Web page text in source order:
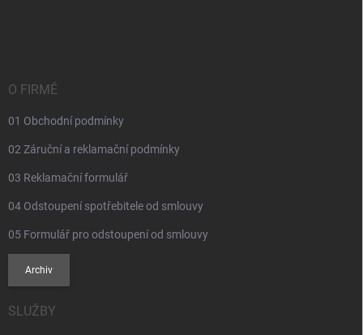
O FIRMĚ
01 Obchodní podmínky
02 Záruční a reklamační podmínky
03 Reklamační formulář
04 Odstoupení spotřebitele od smlouvy
05 Formulář pro odstoupení od smlouvy
Archiv
SLUŽBY